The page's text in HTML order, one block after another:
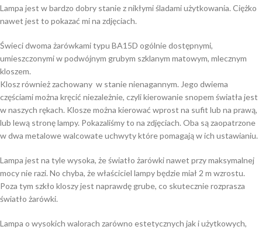
Lampa jest w bardzo dobry stanie z nikłymi śladami użytkowania. Ciężko
nawet jest to pokazać mi na zdjęciach.
Świeci dwoma żarówkami typu BA15D ogólnie dostępnymi,
umieszczonymi w podwójnym grubym szklanym matowym, mlecznym
kloszem.
Klosz również zachowany w stanie nienagannym. Jego dwiema
częściami można kręcić niezależnie, czyli kierowanie snopem światła jest
w naszych rękach. Klosze można kierować wprost na sufit lub na prawą,
lub lewą stronę lampy. Pokazaliśmy to na zdjęciach. Oba są zaopatrzone
w dwa metalowe walcowate uchwyty które pomagają w ich ustawianiu.
Lampa jest na tyle wysoka, że światło żarówki nawet przy maksymalnej
mocy nie razi. No chyba, że właściciel lampy będzie miał 2 m wzrostu.
Poza tym szkło kloszy jest naprawdę grube, co skutecznie rozprasza
światło żarówki.
Lampa o wysokich walorach zarówno estetycznych jak i użytkowych,